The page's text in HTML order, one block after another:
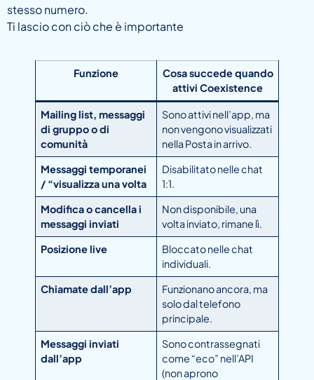
stesso numero.
Ti lascio con ciò che è importante
Funzione
Cosa succede quando
attivi Coexistence
Mailing list, messaggi
di gruppo o di
comunità
Sono attivi nell’app, ma
non vengono visualizzati
nella Posta in arrivo.
Messaggi temporanei
/ “visualizza una volta
Disabilitato nelle chat
1:1.
Modifica o cancella i
messaggi inviati
Non disponibile, una
volta inviato, rimane lì.
Posizione live
Bloccato nelle chat
individuali.
Chiamate dall’app
Funzionano ancora, ma
solo dal telefono
principale.
Messaggi inviati
dall’app
Sono contrassegnati
come “eco” nell’API
(non aprono